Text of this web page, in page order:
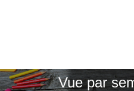
Vue par